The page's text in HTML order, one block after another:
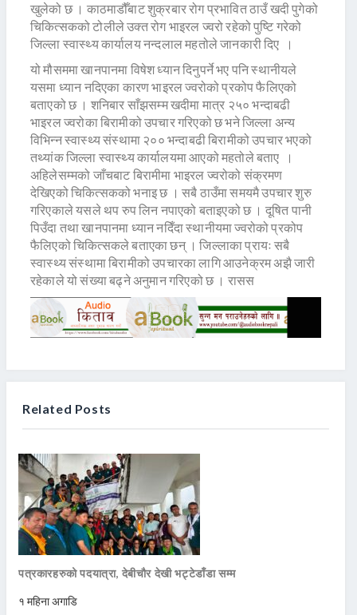
खुलेको छ । काठमाडौँबाट शुक्रबार रोग प्रभावित ठाउँ खदी पुगेको
चिकित्सकको टोलीले उक्त रोग भाइरल ज्वरो रहेको पुष्टि गरेको
जिल्ला स्वास्थ्य कार्यालय नन्दलाल महतोले जानकारी दिए ।
यो मौसममा खानपानमा विषेश ध्यान दिनुपर्ने भए पनि स्थानीयले
यसमा ध्यान नदिएका कारण भाइरल ज्वरोको प्रकोप फैलिएको
बताएको छ । शनिबार साँझसम्म खदीमा मात्र २५० भन्दाबढी
भाइरल ज्वरोका बिरामीको उपचार गरिएको छ भने जिल्ला अन्य
विभिन्न स्वास्थ्य संस्थामा २०० भन्दाबढी बिरामीको उपचार भएको
तथ्यांक जिल्ला स्वास्थ्य कार्यालयमा आएको महतोले बताए ।
अहिलेसम्मको जाँचबाट बिरामीमा भाइरल ज्वरोको संक्रमण
देखिएको चिकित्सकको भनाइ छ । सबै ठाउँमा समयमै उपचार शुरु
गरिएकाले यसले थप रुप लिन नपाएको बताइएको छ । दूषित पानी
पिउँदा तथा खानपानमा ध्यान नदिँदा स्थानीयमा ज्वरोको प्रकोप
फैलिएको चिकित्सकले बताएका छन् । जिल्लाका प्रायः सबै
स्वास्थ्य संस्थामा बिरामीको उपचारका लागि आउनेक्रम अझै जारी
रहेकाले यो संख्या बढ्ने अनुमान गरिएको छ । रासस
Related Posts
पत्रकारहरुको पदयात्रा, देबीचौर देखी भट्टेडाँडा सम्म
१ महिना अगाडि